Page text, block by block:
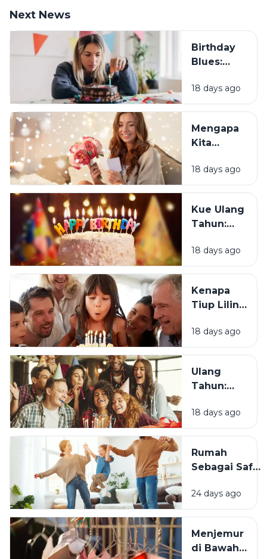
Next News
Birthday
Blues:
Sebagian
Orang
Merasa
Sedih Saat
Tahun?
18 days ago
Mengapa
Kita
Mendapat
Ucapan
Tahun?
18 days ago
Kue Ulang
Tahun:
Tradisi Ini
Berawal?
18 days ago
Kenapa
Tiup Lilin
Tradisi
Saat Ulang
18 days ago
Ulang
Tahun:
Momen
Bertambah
Terasa
Istimewa?
18 days ago
Rumah
Sebagai Safe
Mengapa
Lingkungan
Tinggal yang
Bersih
24 days ago
Menjemur
di Bawah